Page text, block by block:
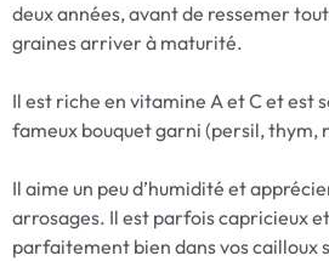
deux années, avant de ressemer
graines arriver à maturité.
Il est riche en vitamine A et C et est
fameux bouquet garni (persil, thym,
Il aime un peu d’humidité et
arrosages. Il est parfois capricieux
parfaitement bien dans vos cailloux